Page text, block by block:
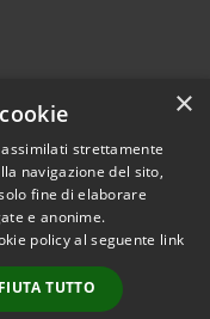
×
strettamente
navigazione del sito,
fine di elaborare
e anonime.
policy al seguente link
TUTTO